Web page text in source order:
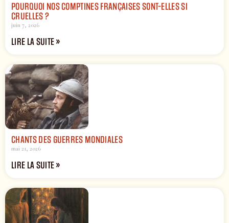
POURQUOI NOS COMPTINES FRANÇAISES SONT-ELLES SI
CRUELLES ?
juin 7, 2026
LIRE LA SUITE »
CHANTS DES GUERRES MONDIALES
mai 21, 2026
LIRE LA SUITE »